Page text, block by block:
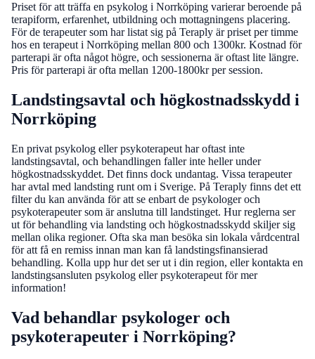
Priset för att träffa en psykolog i Norrköping varierar beroende på
terapiform, erfarenhet, utbildning och mottagningens placering.
För de terapeuter som har listat sig på Teraply är priset per timme
hos en terapeut i Norrköping mellan 800 och 1300kr. Kostnad för
parterapi är ofta något högre, och sessionerna är oftast lite längre.
Pris för parterapi är ofta mellan 1200-1800kr per session.
Landstingsavtal och högkostnadsskydd i
Norrköping
En privat psykolog eller psykoterapeut har oftast inte
landstingsavtal, och behandlingen faller inte heller under
högkostnadsskyddet. Det finns dock undantag. Vissa terapeuter
har avtal med landsting runt om i Sverige. På Teraply finns det ett
filter du kan använda för att se enbart de psykologer och
psykoterapeuter som är anslutna till landstinget. Hur reglerna ser
ut för behandling via landsting och högkostnadsskydd skiljer sig
mellan olika regioner. Ofta ska man besöka sin lokala vårdcentral
för att få en remiss innan man kan få landstingsfinansierad
behandling. Kolla upp hur det ser ut i din region, eller kontakta en
landstingsansluten psykolog eller psykoterapeut för mer
information!
Vad behandlar psykologer och
psykoterapeuter i Norrköping?